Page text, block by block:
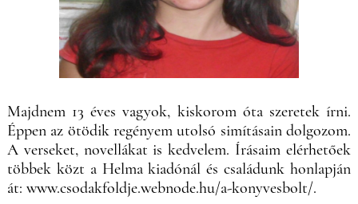
Majdnem 13 éves vagyok, kiskorom óta szeretek írni.
Éppen az ötödik regényem utolsó simításain dolgozom.
A verseket, novellákat is kedvelem. Írásaim elérhetőek
többek közt a Helma kiadónál és családunk honlapján
át: www.csodakfoldje.webnode.hu/a-konyvesbolt/.